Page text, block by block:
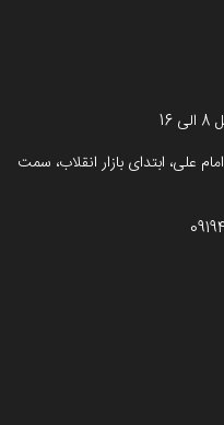
علی، ابتدای بازار انقلاب، سمت